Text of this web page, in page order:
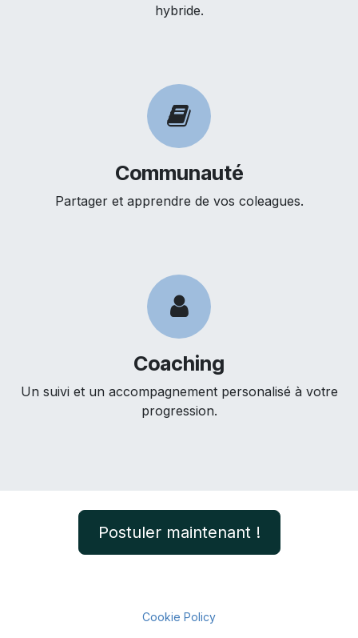
hybride.
Communauté
Partager et apprendre de vos coleagues.
Coaching
Un suivi et un accompagnement personalisé à votre
progression.
Postuler maintenant !
Cookie Policy